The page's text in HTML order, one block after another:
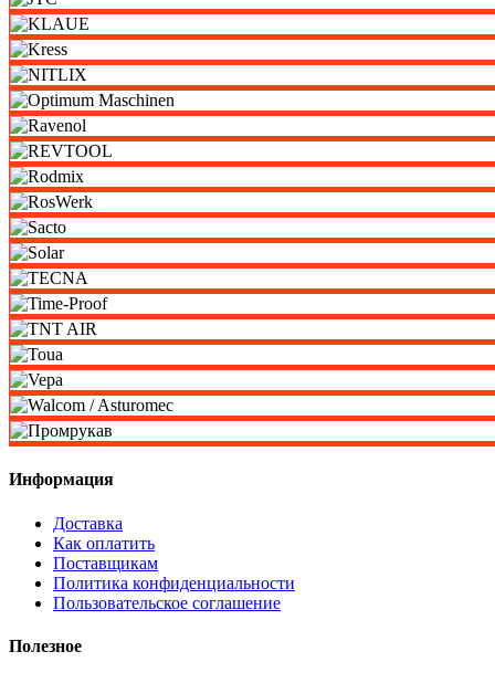
Информация
Доставка
Как оплатить
Поставщикам
Политика конфиденциальности
Пользовательское соглашение
Полезное